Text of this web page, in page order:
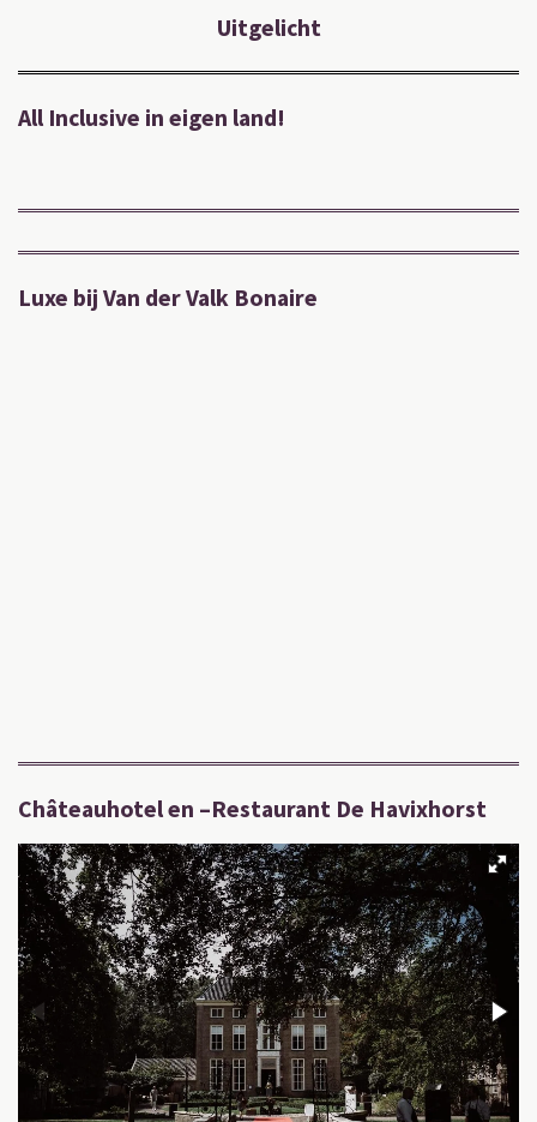
Uitgelicht
All Inclusive in eigen land!
Luxe bij Van der Valk Bonaire
Châteauhotel en –Restaurant De Havixhorst